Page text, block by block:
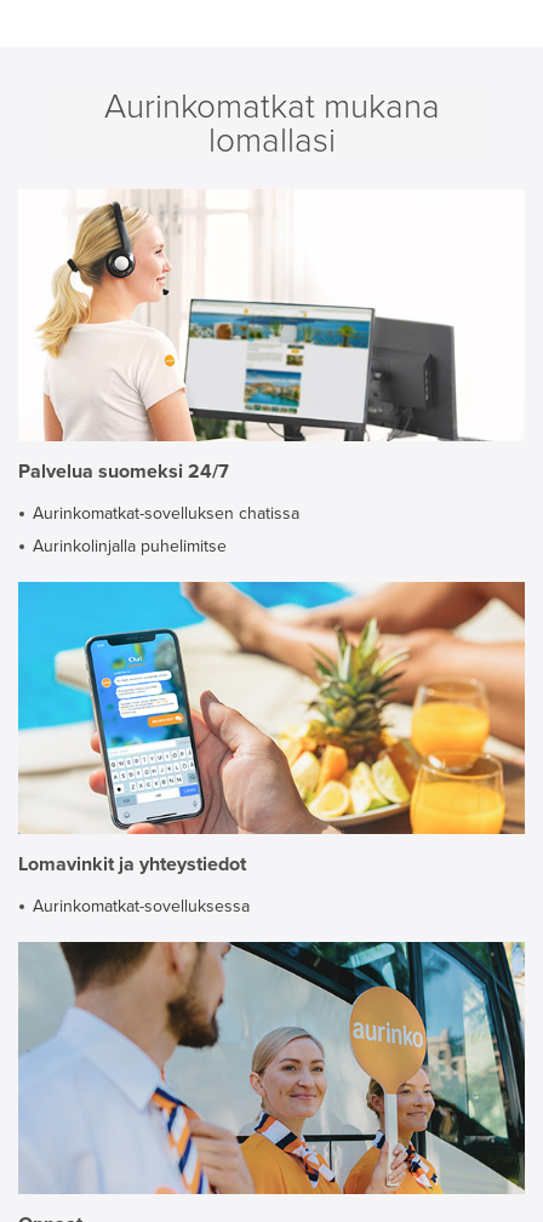
Aurinkomatkat mukana
lomallasi
Palvelua suomeksi 24/7
Aurinkomatkat-sovelluksen chatissa
Aurinkolinjalla puhelimitse
Lomavinkit ja yhteystiedot
Aurinkomatkat-sovelluksessa